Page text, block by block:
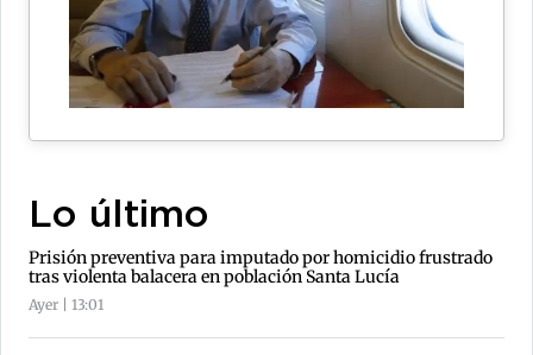
Lo último
Prisión preventiva para imputado por homicidio frustrado
tras violenta balacera en población Santa Lucía
Ayer | 13:01